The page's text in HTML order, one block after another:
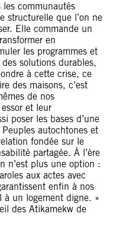
communautés
structurelle que l’on ne
Elle commande un
en
les programmes et
solutions durables,
à cette crise, ce
des maisons, c’est
de nos
et leur
poser les bases d’une
autochtones et
fondée sur le
partagée. À l’ère
n’est plus une option :
aux actes avec
enfin à nos
à un logement digne. »
des Atikamekw de